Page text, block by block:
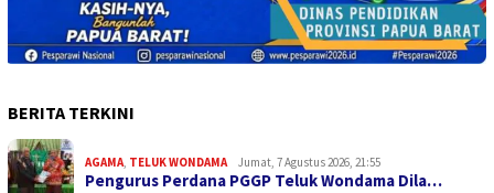
BERITA TERKINI
AGAMA, TELUK WONDAMA Jumat, 7 Agustus 2026, 21:55
Pengurus Perdana PGGP Teluk Wondama Dila…